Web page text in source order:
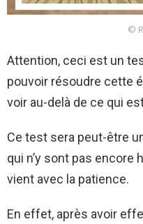
©
Attention, ceci est un
pouvoir résoudre cette
voir au-delà de ce qui
Ce test sera peut-être
qui n’y sont pas encore
vient avec la patience.
En effet, après avoir